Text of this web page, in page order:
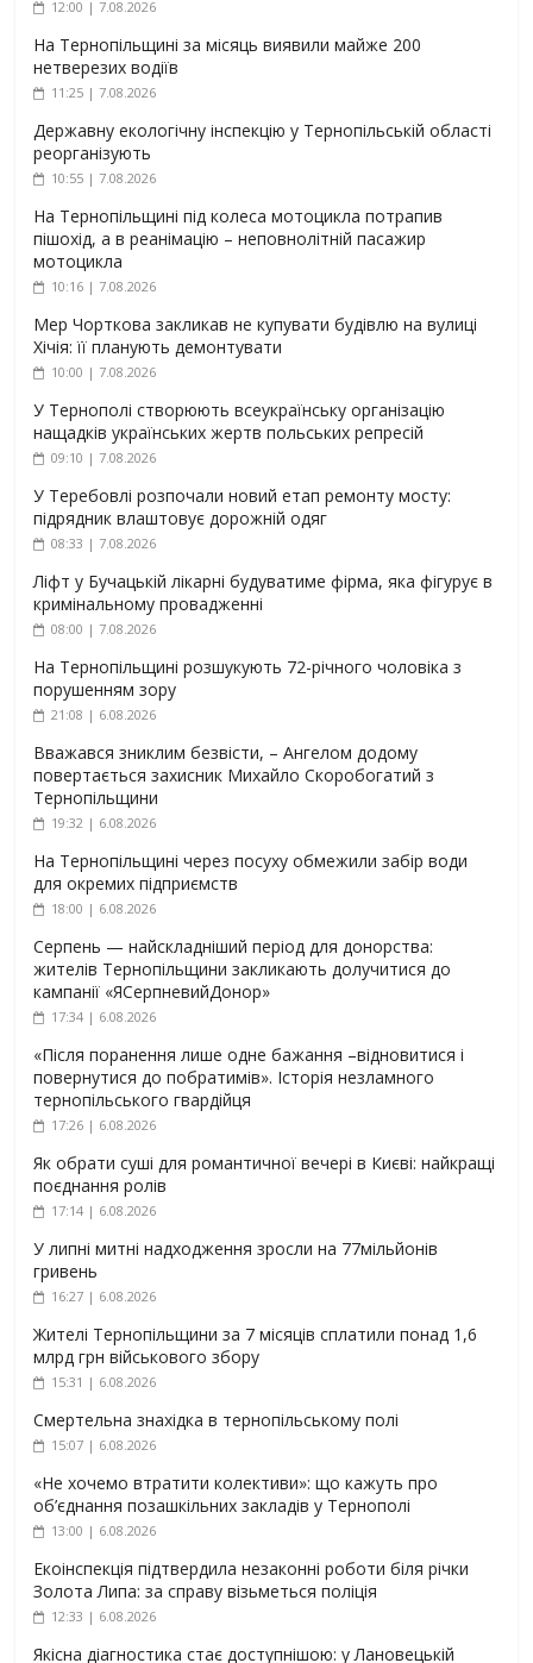
12:00 | 7.08.2026
На Тернопільщині за місяць виявили майже 200
нетверезих водіїв
11:25 | 7.08.2026
Державну екологічну інспекцію у Тернопільській області
реорганізують
10:55 | 7.08.2026
На Тернопільщині під колеса мотоцикла потрапив
пішохід, а в реанімацію – неповнолітній пасажир
мотоцикла
10:16 | 7.08.2026
Мер Чорткова закликав не купувати будівлю на вулиці
Хічія: її планують демонтувати
10:00 | 7.08.2026
У Тернополі створюють всеукраїнську організацію
нащадків українських жертв польських репресій
09:10 | 7.08.2026
У Теребовлі розпочали новий етап ремонту мосту:
підрядник влаштовує дорожній одяг
08:33 | 7.08.2026
Ліфт у Бучацькій лікарні будуватиме фірма, яка фігурує в
кримінальному провадженні
08:00 | 7.08.2026
На Тернопільщині розшукують 72-річного чоловіка з
порушенням зору
21:08 | 6.08.2026
Вважався зниклим безвісти, – Ангелом додому
повертається захисник Михайло Скоробогатий з
Тернопільщини
19:32 | 6.08.2026
На Тернопільщині через посуху обмежили забір води
для окремих підприємств
18:00 | 6.08.2026
Серпень — найскладніший період для донорства:
жителів Тернопільщини закликають долучитися до
кампанії «ЯСерпневийДонор»
17:34 | 6.08.2026
«Після поранення лише одне бажання –відновитися і
повернутися до побратимів». Історія незламного
тернопільського гвардійця
17:26 | 6.08.2026
Як обрати суші для романтичної вечері в Києві: найкращі
поєднання ролів
17:14 | 6.08.2026
У липні митні надходження зросли на 77мільйонів
гривень
16:27 | 6.08.2026
Жителі Тернопільщини за 7 місяців сплатили понад 1,6
млрд грн військового збору
15:31 | 6.08.2026
Смертельна знахідка в тернопільському полі
15:07 | 6.08.2026
«Не хочемо втратити колективи»: що кажуть про
об’єднання позашкільних закладів у Тернополі
13:00 | 6.08.2026
Екоінспекція підтвердила незаконні роботи біля річки
Золота Липа: за справу візьметься поліція
12:33 | 6.08.2026
Якісна діагностика стає доступнішою: у Лановецькій